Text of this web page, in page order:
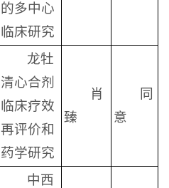
的多中心
临床研究
龙牡
清心合剂
临床疗效
再评价和
药学研究
肖
臻
同
意
中西